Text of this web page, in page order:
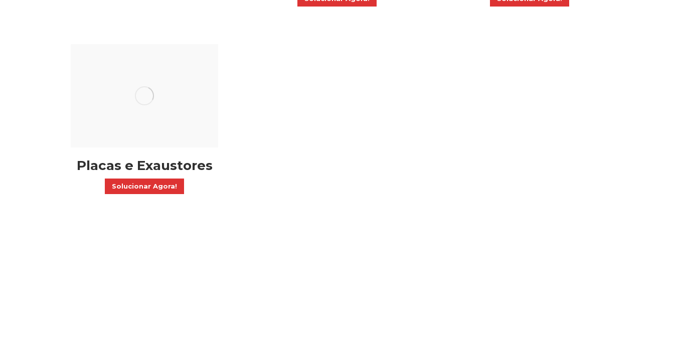
Placas e Exaustores
Solucionar Agora!